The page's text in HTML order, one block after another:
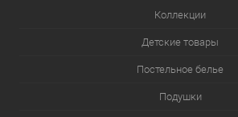
Коллекции
Детские товары
Постельное белье
Подушки